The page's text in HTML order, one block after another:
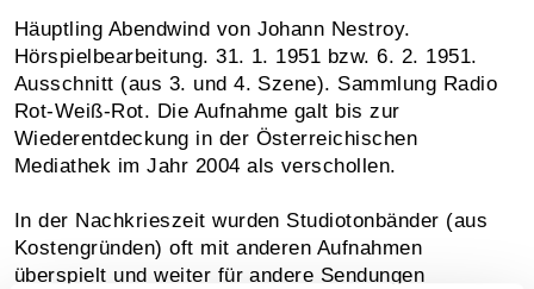
Häuptling Abendwind von Johann Nestroy.
Hörspielbearbeitung. 31. 1. 1951 bzw. 6. 2. 1951.
Ausschnitt (aus 3. und 4. Szene). Sammlung Radio
Rot-Weiß-Rot. Die Aufnahme galt bis zur
Wiederentdeckung in der Österreichischen
Mediathek im Jahr 2004 als verschollen.
In der Nachkrieszeit wurden Studiotonbänder (aus
Kostengründen) oft mit anderen Aufnahmen
überspielt und weiter für andere Sendungen